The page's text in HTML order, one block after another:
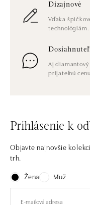
Dizajnové
Vďaka
technológiám.
Aj diamantový
prijateľnú cenu.
Prihlásenie k
Objavte najnovšie
trh.
Žena
Muž